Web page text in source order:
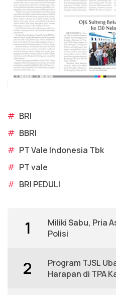
# BRI
# BBRI
# PT Vale Indonesia Tbk
# PT vale
# BRI PEDULI
1
Miliki Sabu, Pria
Polisi
2
Program TJSL
Harapan di TPA